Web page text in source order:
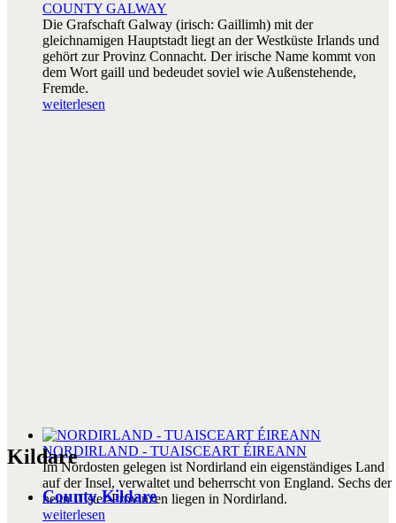
COUNTY GALWAY
Die Grafschaft Galway (irisch: Gaillimh) mit der
gleichnamigen Hauptstadt liegt an der Westküste Irlands und
gehört zur Provinz Connacht. Der irische Name kommt von
dem Wort gaill und bedeudet soviel wie Außenstehende,
Fremde.
weiterlesen
NORDIRLAND - TUAISCEART ÉIREANN
Im Nordosten gelegen ist Nordirland ein eigenständiges Land
auf der Insel, verwaltet und beherrscht von England. Sechs der
neun Ulster-Provinzen liegen in Nordirland.
weiterlesen
Kildare
County Kildare